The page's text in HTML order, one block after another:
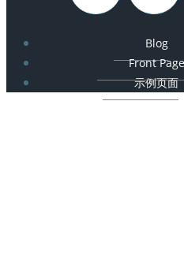
Blog
Front Page
示例页面